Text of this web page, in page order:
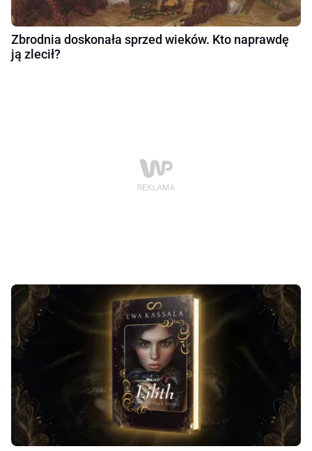
Zbrodnia doskonała sprzed wieków. Kto naprawdę
ją zlecił?